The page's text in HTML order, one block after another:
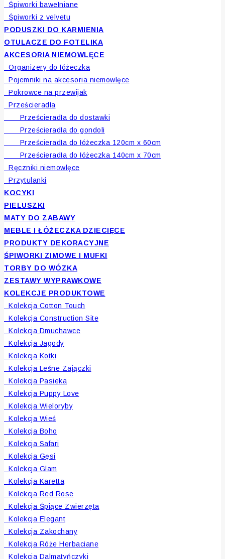
Śpiworki bawełniane
Śpiworki z velvetu
PODUSZKI DO KARMIENIA
OTULACZE DO FOTELIKA
AKCESORIA NIEMOWLĘCE
Organizery do łóżeczka
Pojemniki na akcesoria niemowlęce
Pokrowce na przewijak
Prześcieradła
Prześcieradła do dostawki
Prześcieradła do gondoli
Prześcieradła do łóżeczka 120cm x 60cm
Prześcieradła do łóżeczka 140cm x 70cm
Ręczniki niemowlęce
Przytulanki
KOCYKI
PIELUSZKI
MATY DO ZABAWY
MEBLE I ŁÓŻECZKA DZIECIĘCE
PRODUKTY DEKORACYJNE
ŚPIWORKI ZIMOWE I MUFKI
TORBY DO WÓZKA
ZESTAWY WYPRAWKOWE
KOLEKCJE PRODUKTOWE
Kolekcja Cotton Touch
Kolekcja Construction Site
Kolekcja Dmuchawce
Kolekcja Jagody
Kolekcja Kotki
Kolekcja Leśne Zajączki
Kolekcja Pasieka
Kolekcja Puppy Love
Kolekcja Wieloryby
Kolekcja Wieś
Kolekcja Boho
Kolekcja Safari
Kolekcja Gęsi
Kolekcja Glam
Kolekcja Karetta
Kolekcja Red Rose
Kolekcja Śpiące Zwierzęta
Kolekcja Elegant
Kolekcja Zakochany
Kolekcja Róże Herbaciane
Kolekcja Dalmatyńczyki